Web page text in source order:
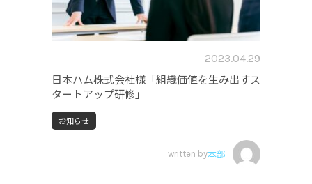
2023.04.29
日本ハム株式会社様「組織価値を生み出すス
タートアップ研修」
お知らせ
written by本部